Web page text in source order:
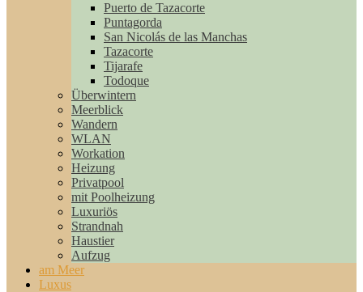
Puerto de Tazacorte
Puntagorda
San Nicolás de las Manchas
Tazacorte
Tijarafe
Todoque
Überwintern
Meerblick
Wandern
WLAN
Workation
Heizung
Privatpool
mit Poolheizung
Luxuriös
Strandnah
Haustier
Aufzug
am Meer
Luxus